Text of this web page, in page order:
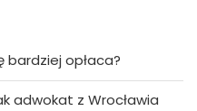
bardziej opłaca?
adwokat z Wrocławia